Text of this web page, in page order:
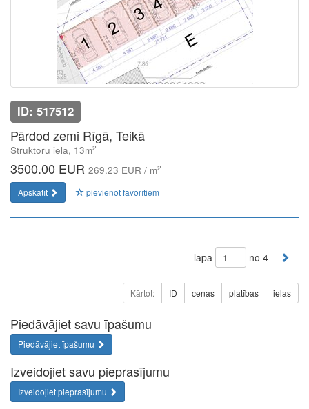
ID: 517512
Pārdod zemi Rīgā, Teikā
Struktoru iela, 13m2
3500.00 EUR 269.23 EUR / m2
Apskatīt pievienot favorītiem
lapa no 4
Kārtot: ID cenas platības ielas
Piedāvājiet savu īpašumu
Piedāvājiet īpašumu
Izveidojiet savu pieprasījumu
Izveidojiet pieprasījumu